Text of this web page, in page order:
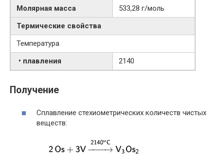
Молярная масса
533,28 г/моль
Термические свойства
Температура
• плавления
2140
Получение
Сплавление стехиометрических количеств чистых
веществ: